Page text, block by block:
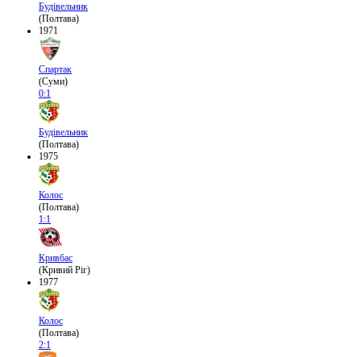
Будівельник
(Полтава)
1971
Спартак
(Суми)
0:1
Будівельник
(Полтава)
1975
Колос
(Полтава)
1:1
Кривбас
(Кривий Ріг)
1977
Колос
(Полтава)
2:1